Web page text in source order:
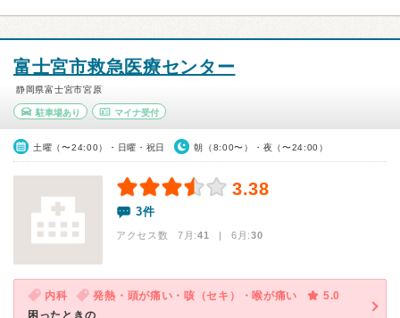
富士宮市救急医療センター
静岡県富士宮市宮原
駐車場あり マイナ受付
土曜（〜24:00）・日曜・祝日 朝（8:00〜）・夜（〜24:00）
3.38
3件
アクセス数 7月:41 | 6月:30
内科 発熱・頭が痛い・咳（セキ）・喉が痛い
5.0
困ったときの